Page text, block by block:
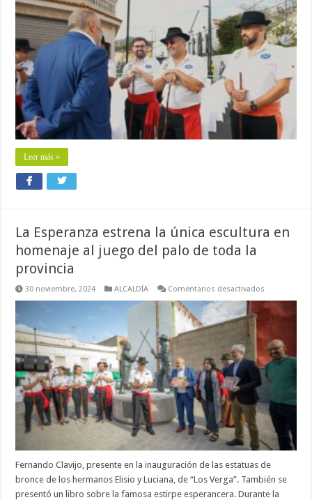
Leer más »
La Esperanza estrena la única escultura en
homenaje al juego del palo de toda la
provincia
30 noviembre, 2024 ALCALDÍA Comentarios desactivados
Esperanza
estrena
escultura
en
homenaje
al
juego
de
toda
provincia
Fernando Clavijo, presente en la inauguración de las estatuas de
bronce de los hermanos Elisio y Luciana, de “Los Verga”. También se
presentó un libro sobre la famosa estirpe esperancera. Durante la